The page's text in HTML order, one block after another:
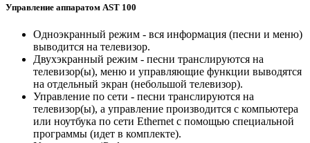
Управление аппаратом AST 100
Одноэкранный режим - вся информация (песни и меню)
выводится на телевизор.
Двухэкранный режим - песни транслируются на
телевизор(ы), меню и управляющие функции выводятся
на отдельный экран (небольшой телевизор).
Управление по сети - песни транслируются на
телевизор(ы), а управление производится с компьютера
или ноутбука по сети Ethernet с помощью специальной
программы (идет в комплекте).